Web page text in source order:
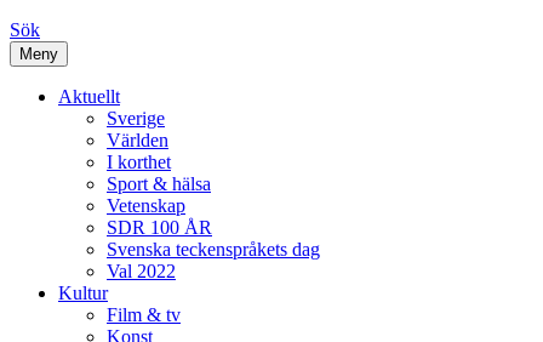
Sök
Meny
Aktuellt
Sverige
Världen
I korthet
Sport & hälsa
Vetenskap
SDR 100 ÅR
Svenska teckenspråkets dag
Val 2022
Kultur
Film & tv
Konst